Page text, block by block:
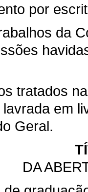
por
da
tratados
em
Geral.
DA